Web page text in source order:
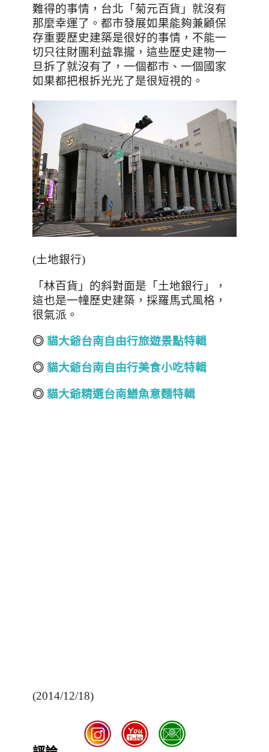
難得的事情，台北「菊元百貨」就沒有
那麼幸運了。都市發展如果能夠兼顧保
存重要歷史建築是很好的事情，不能一
切只往財團利益靠攏，這些歷史建物一
旦拆了就沒有了，一個都市、一個國家
如果都把根拆光光了是很短視的。
(土地銀行)
「林百貨」的斜對面是「土地銀行」，
這也是一幢歷史建築，採羅馬式風格，
很氣派。
◎ 貓大爺台南自由行旅遊景點特輯
◎ 貓大爺台南自由行美食小吃特輯
◎ 貓大爺精選台南鱔魚意麵特輯
(2014/12/18)